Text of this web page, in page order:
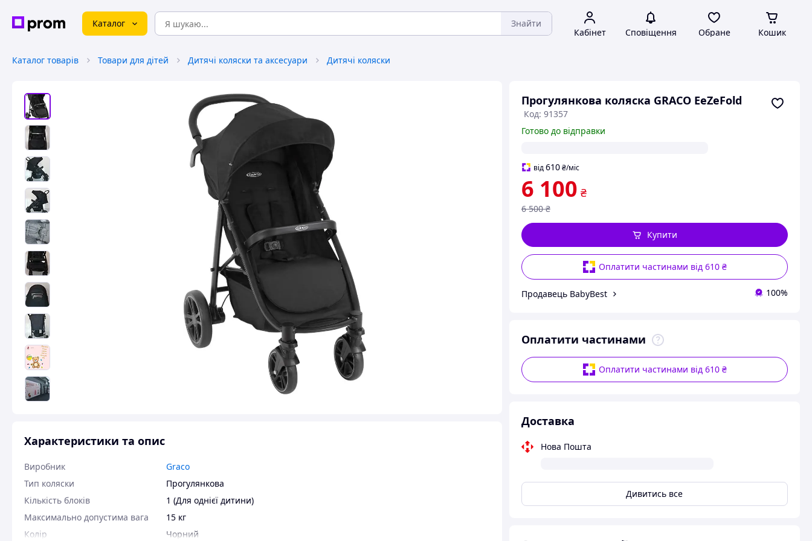
Каталог Знайти
Кабінет Сповіщення Обране Кошик
Каталог товарів Товари для дітей Дитячі коляски та аксесуари Дитячі коляски
Прогулянкова коляска GRACO EeZeFold
Код: 91357
Готово до відправки
від610 ₴/міс
6 100 ₴
6 500 ₴
Оплатити частинами від 610 ₴
Купити
Продавець BabyBest 100%
Оплатити частинами
Оплатити частинами від 610 ₴
Доставка
Нова Пошта
Дивитись все
Характеристики та опис
Виробник
Graco
Тип коляски
Прогулянкова
Кількість блоків
1 (Для однієї дитини)
Максимально допустима вага
15 кг
Колір
Чорний